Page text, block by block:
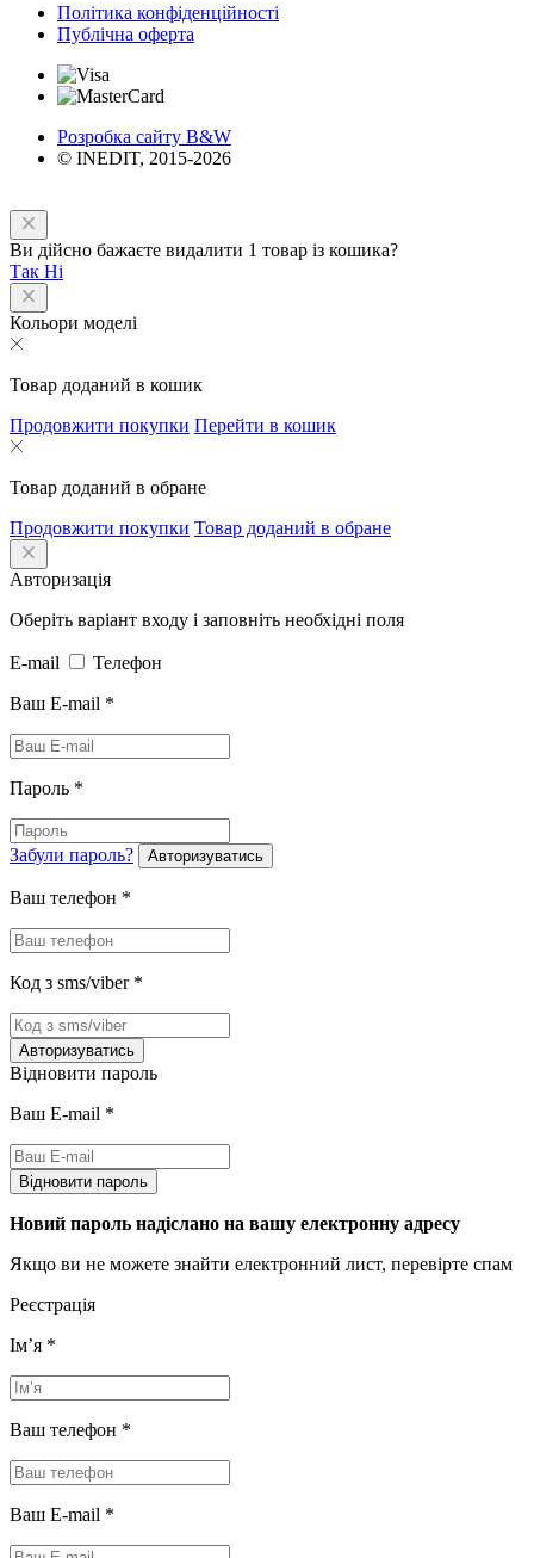
Політика конфіденційності
Публічна оферта
Розробка сайту B&W
© INEDIT, 2015-2026
Ви дійсно бажаєте видалити 1 товар із кошика?
Так Ні
Кольори моделі
Товар доданий в кошик
Продовжити покупки Перейти в кошик
Товар доданий в обране
Продовжити покупки Товар доданий в обране
Авторизація
Оберіть варіант входу і заповніть необхідні поля
E-mail
Телефон
Ваш E-mail *
Пароль *
Забули пароль? Авторизуватись
Ваш телефон *
Код з sms/viber *
Авторизуватись
Відновити пароль
Ваш E-mail *
Відновити пароль
Новий пароль надіслано на вашу електронну адресу
Якщо ви не можете знайти електронний лист, перевірте спам
Реєстрація
Імʼя *
Ваш телефон *
Ваш E-mail *